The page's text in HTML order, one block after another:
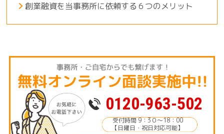
創業融資を当事務所に依頼する６つのメリット
0120-963-502
受付時間 9：3０～18：00
【日曜日・祝日対応可能】